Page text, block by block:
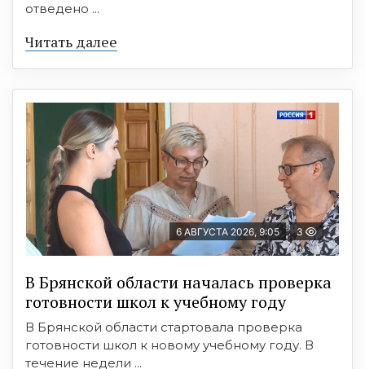
отведено ...
Читать далее
6 АВГУСТА 2026, 9:05 3
В Брянской области началась проверка
готовности школ к учебному году
В Брянской области стартовала проверка
готовности школ к новому учебному году. В
течение недели ...